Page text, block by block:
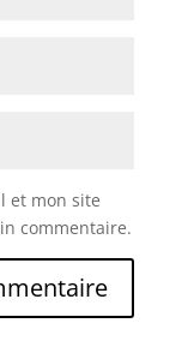
et mon site
commentaire.